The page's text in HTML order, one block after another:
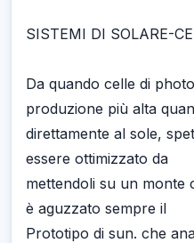
SISTEMI DI SOLARE-
Da quando celle di
produzione più alta
direttamente al sole,
essere ottimizzato da
mettendoli su un monte
è aguzzato sempre il
Prototipo di sun. che